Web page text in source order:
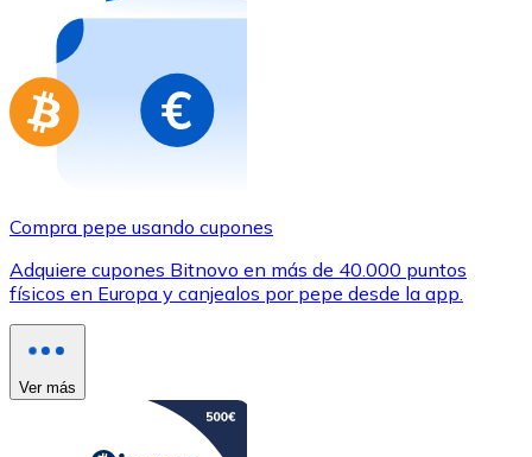
Compra tarjetas regalo de tus marcas favoritas con
Ir a la tienda de tarjetas regalo
Compra pepe usando cupones
Adquiere cupones Bitnovo en más de 40.000 puntos
físicos en Europa y canjealos por pepe desde la app.
Ver más